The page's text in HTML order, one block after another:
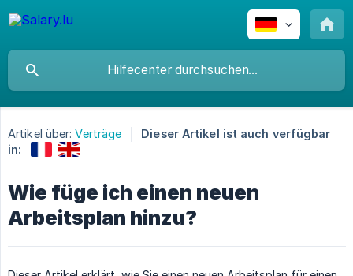
Artikel über: Verträge
Dieser Artikel ist auch verfügbar
in:
Wie füge ich einen neuen
Arbeitsplan hinzu?